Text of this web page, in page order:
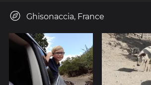
Ghisonaccia, France